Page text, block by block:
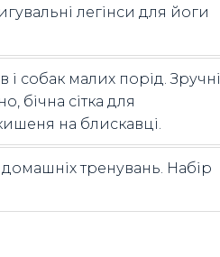
легінси для йоги
і собак малих порід. Зручні
бічна сітка для
на блискавці.
домашніх тренувань. Набір